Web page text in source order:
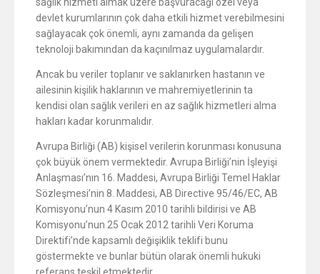
devlet kurumlarının çok daha etkili hizmet verebilmesini
sağlayacak çok önemli, aynı zamanda da gelişen
teknoloji bakımından da kaçınılmaz uygulamalardır.
Ancak bu veriler toplanır ve saklanırken hastanın ve
ailesinin kişilik haklarının ve mahremiyetlerinin ta
kendisi olan sağlık verileri en az sağlık hizmetleri alma
hakları kadar korunmalıdır.
Avrupa Birliği (AB) kişisel verilerin korunması konusuna
çok büyük önem vermektedir. Avrupa Birliği’nin İşleyişi
Anlaşması’nın 16. Maddesi, Avrupa Birliği Temel Haklar
Sözleşmesi’nin 8. Maddesi, AB Directive 95/46/EC, AB
Komisyonu’nun 4 Kasım 2010 tarihli bildirisi ve AB
Komisyonu’nun 25 Ocak 2012 tarihli Veri Koruma
Direktifi’nde kapsamlı değişiklik teklifi bunu
göstermekte ve bunlar bütün olarak önemli hukuki